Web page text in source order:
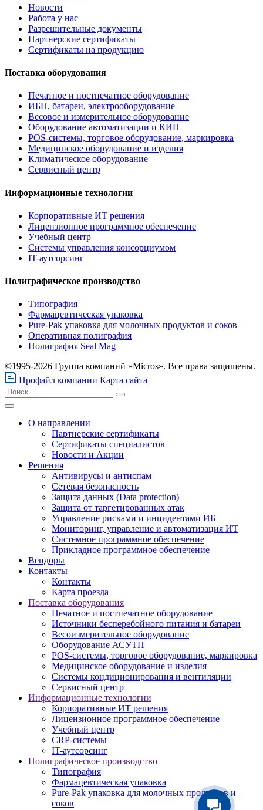
Новости
Работа у нас
Разрешительные документы
Партнерские сертификаты
Сертификаты на продукцию
Поставка оборудования
Печатное и постпечатное оборудование
ИБП, батареи, электрооборудование
Весовое и измерительное оборудование
Оборудование автоматизации и КИП
POS-системы, торговое оборудование, маркировка
Медицинское оборудование и изделия
Климатическое оборудование
Сервисный центр
Информационные технологии
Корпоративные ИТ решения
Лицензионное программное обеспечение
Учебный центр
Системы управления консорциумом
IT-аутсорсинг
Полиграфическое производство
Типография
Фармацевтическая упаковка
Pure-Pak упаковка для молочных продуктов и соков
Оперативная полиграфия
Полиграфия Seal Mag
©1995-2026 Группа компаний «Micros». Все права защищены.
Профайл компании Карта сайта
О направлении
Партнерские сертификаты
Сертификаты специалистов
Новости и Акции
Решения
Антивирусы и антиспам
Сетевая безопасность
Защита данных (Data protection)
Защита от таргетированных атак
Управление рисками и инцидентами ИБ
Мониторинг, управление и автоматизация ИТ
Системное программное обеспечение
Прикладное программное обеспечение
Вендоры
Контакты
Контакты
Карта проезда
Поставка оборудования
Печатное и постпечатное оборудование
Источники бесперебойного питания и батареи
Весоизмерительное оборудование
Оборудование АСУТП
POS-системы, торговое оборудование, маркировка
Медицинское оборудование и изделия
Системы кондиционирования и вентиляции
Сервисный центр
Информационные технологии
Корпоративные ИТ решения
Лицензионное программное обеспечение
Учебный центр
CRP-системы
IT-аутсорсинг
Полиграфическое производство
Типография
Фармацевтическая упаковка
Pure-Pak упаковка для молочных продуктов и
соков